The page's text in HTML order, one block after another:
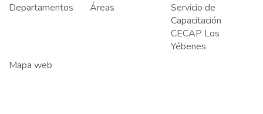
Departamentos
Áreas
Servicio de
Capacitación
CECAP Los
Yébenes
Mapa web